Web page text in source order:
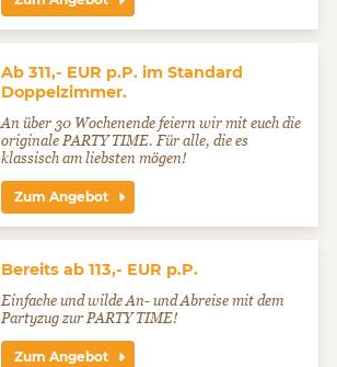
Ab 311,- EUR p.P. im Standard
Doppelzimmer.
An über 30 Wochenende feiern wir mit euch die
originale PARTY TIME. Für alle, die es
klassisch am liebsten mögen!
Zum Angebot
Bereits ab 113,- EUR p.P.
Einfache und wilde An- und Abreise mit dem
Partyzug zur PARTY TIME!
Zum Angebot